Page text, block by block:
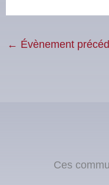
← Évènement
Ces